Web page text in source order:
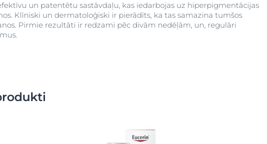
ietekmi
UreaRepair PLUS
un patentētu sastāvdaļu, kas iedarbojas uz hiperpigmentācijas
Klīniski un dermatoloģiski ir pierādīts, ka tas samazina tumšos
Pirmie rezultāti ir redzami pēc divām nedēļām, un, regulāri